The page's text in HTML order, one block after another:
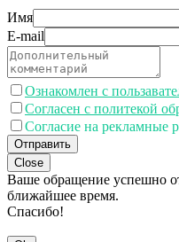
Имя
E-mail
Ознакомлен с
Согласен с политекой
Согласие на рекламные
Отправить
Close
Ваше обращение успешно
ближайшее время.
Спасибо!